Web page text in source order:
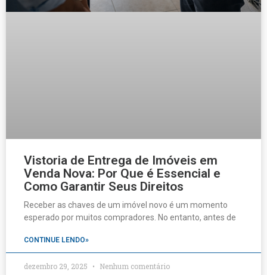
Vistoria de Entrega de Imóveis em
Venda Nova: Por Que é Essencial e
Como Garantir Seus Direitos
Receber as chaves de um imóvel novo é um momento
esperado por muitos compradores. No entanto, antes de
CONTINUE LENDO»
dezembro 29, 2025 Nenhum comentário